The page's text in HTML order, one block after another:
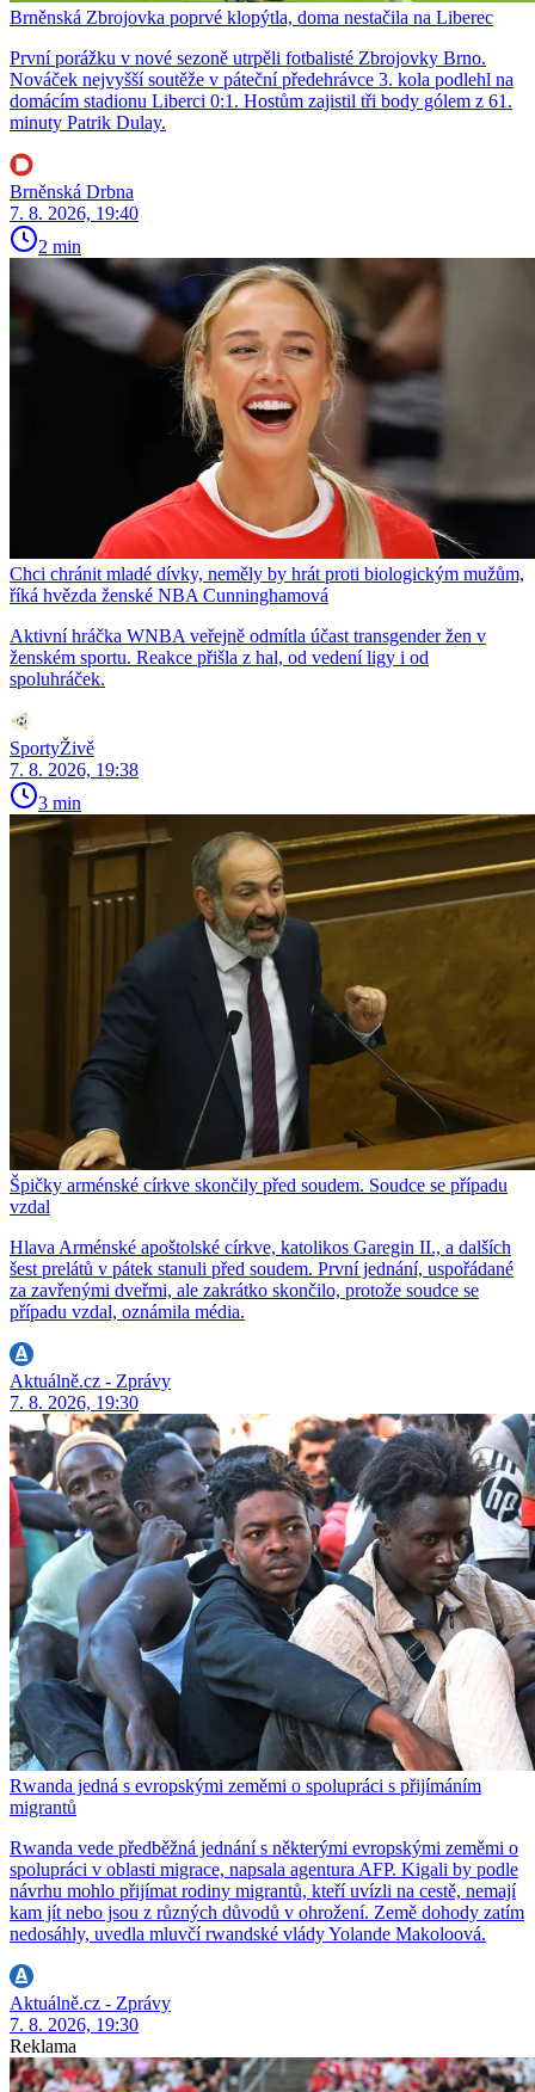
Brněnská Zbrojovka poprvé klopýtla, doma nestačila na Liberec
První porážku v nové sezoně utrpěli fotbalisté Zbrojovky Brno.
Nováček nejvyšší soutěže v páteční předehrávce 3. kola podlehl na
domácím stadionu Liberci 0:1. Hostům zajistil tři body gólem z 61.
minuty Patrik Dulay.
Brněnská Drbna
7. 8. 2026, 19:40
2 min
Chci chránit mladé dívky, neměly by hrát proti biologickým mužům,
říká hvězda ženské NBA Cunninghamová
Aktivní hráčka WNBA veřejně odmítla účast transgender žen v
ženském sportu. Reakce přišla z hal, od vedení ligy i od
spoluhráček.
SportyŽivě
7. 8. 2026, 19:38
3 min
Špičky arménské církve skončily před soudem. Soudce se případu
vzdal
Hlava Arménské apoštolské církve, katolikos Garegin II., a dalších
šest prelátů v pátek stanuli před soudem. První jednání, uspořádané
za zavřenými dveřmi, ale zakrátko skončilo, protože soudce se
případu vzdal, oznámila média.
Aktuálně.cz - Zprávy
7. 8. 2026, 19:30
Rwanda jedná s evropskými zeměmi o spolupráci s přijímáním
migrantů
Rwanda vede předběžná jednání s některými evropskými zeměmi o
spolupráci v oblasti migrace, napsala agentura AFP. Kigali by podle
návrhu mohlo přijímat rodiny migrantů, kteří uvízli na cestě, nemají
kam jít nebo jsou z různých důvodů v ohrožení. Země dohody zatím
nedosáhly, uvedla mluvčí rwandské vlády Yolande Makoloová.
Aktuálně.cz - Zprávy
7. 8. 2026, 19:30
Reklama